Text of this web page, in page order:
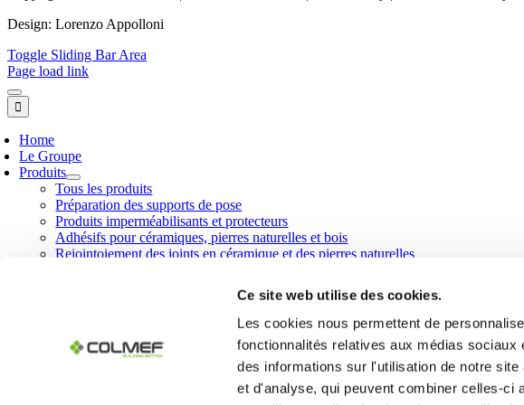
Ce site web utilise des cookies.
Les cookies nous permettent de
fonctionnalités relatives aux médias
des informations sur l'utilisation de notre
et d'analyse, qui peuvent combiner celles-ci
Design: Lorenzo Appolloni
Toggle Sliding Bar Area
Page load link
Home
Le Groupe
Produits
Tous les produits
Préparation des supports de pose
Produits imperméabilisants et protecteurs
Adhésifs pour céramiques, pierres naturelles et bois
Rejointoiement des joints en céramique et des pierres naturelles
Produits et accessoires pour le bâtiment